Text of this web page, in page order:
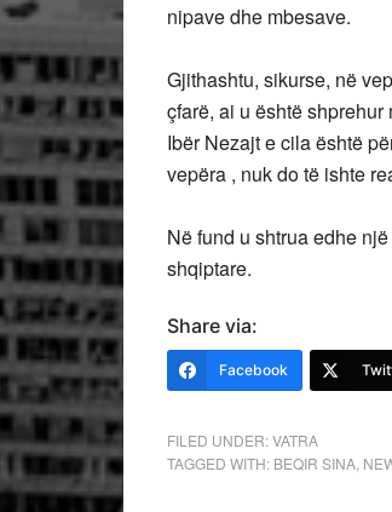
nipave dhe mbesave.
Gjithashtu, sikurse, në
çfarë, ai u është
Ibër Nezajt e cila është
vepëra , nuk do të ishte
Në fund u shtrua edhe
shqiptare.
Share via:
Facebook
FILED UNDER:VATRA
TAGGED WITH: BEQIR SINA